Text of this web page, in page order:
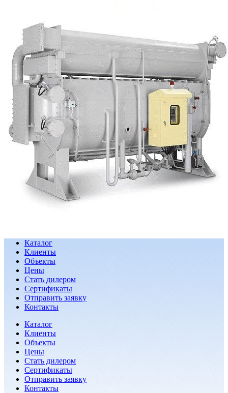
Каталог
Клиенты
Объекты
Цены
Стать дилером
Сертификаты
Отправить заявку
Контакты
Каталог
Клиенты
Объекты
Цены
Стать дилером
Сертификаты
Отправить заявку
Контакты